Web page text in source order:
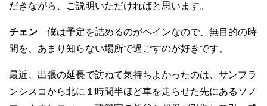
だきながら、ご説明いただければと思います。
チェン 僕は予定を詰めるのがペインなので、無目的の時
間を、あまり知らない場所で過ごすのが好きです。
最近、出張の延長で訪ねて気持ちよかったのは、サンフラ
ンシスコから北に１時間半ほど車を走らせた先にあるソノ